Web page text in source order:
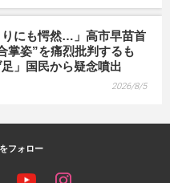
にも愕然…」高市早苗首
掌姿”を痛烈批判するも
足」国民から疑念噴出
2026/8/5
フォロー